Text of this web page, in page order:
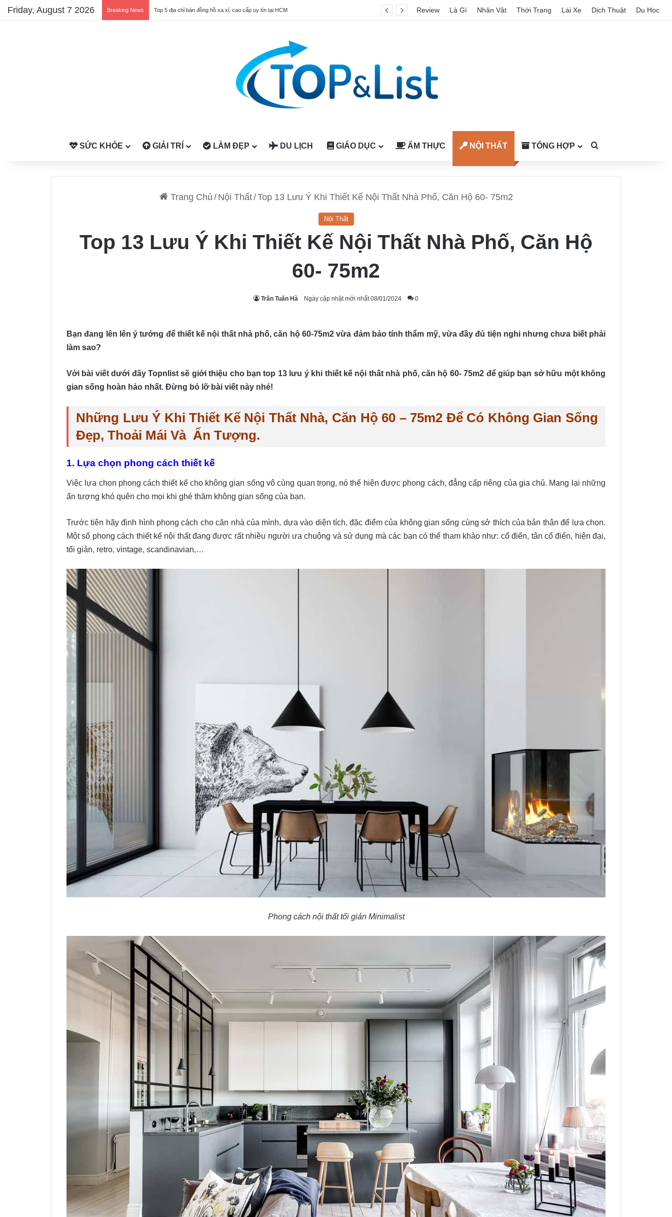
Friday, August 7 2026 Breaking News Top 5 địa chỉ bán đồng hồ xa xỉ, cao cấp uy tín tại HCM Review Là Gì Nhân Vật Thời Trang Lái Xe Dịch Thuật Du Học
SỨC KHỎE GIẢI TRÍ LÀM ĐẸP DU LỊCH GIÁO DỤC ẨM THỰC NỘI THẤT TỔNG HỢP
Trang Chủ / Nội Thất/Top 13 Lưu Ý Khi Thiết Kế Nội Thất Nhà Phố, Căn Hộ 60- 75m2
Nội Thất
Top 13 Lưu Ý Khi Thiết Kế Nội Thất Nhà Phố, Căn Hộ
60- 75m2
Trần Tuấn Hà Ngày cập nhật mới nhất 08/01/2024 0
Bạn đang lên lên ý tưởng để thiết kế nội thất nhà phố, căn hộ 60-75m2 vừa đảm bảo tính thẩm mỹ, vừa đầy đủ tiện nghi nhưng chưa biết phải
làm sao?
Với bài viết dưới đây Topnlist sẽ giới thiệu cho bạn top 13 lưu ý khi thiết kế nội thất nhà phố, căn hộ 60- 75m2 để giúp bạn sở hữu một không
gian sống hoàn hảo nhất. Đừng bỏ lỡ bài viết này nhé!
Những Lưu Ý Khi Thiết Kế Nội Thất Nhà, Căn Hộ 60 – 75m2 Để Có Không Gian Sống
Đẹp, Thoải Mái Và Ấn Tượng.
1. Lựa chọn phong cách thiết kế
Việc lựa chọn phong cách thiết kế cho không gian sống vô cùng quan trọng, nó thể hiện được phong cách, đẳng cấp riêng của gia chủ. Mang lại những
ấn tượng khó quên cho mọi khi ghé thăm không gian sống của bạn.
Trước tiên hãy định hình phong cách cho căn nhà của mình, dựa vào diện tích, đặc điểm của không gian sống cùng sở thích của bản thân để lựa chọn.
Một số phong cách thiết kế nội thất đang được rất nhiều người ưa chuộng và sử dụng mà các bạn có thể tham khảo như: cổ điển, tân cổ điển, hiện đại,
tối giản, retro, vintage, scandinavian,…
Phong cách nội thất tối giản Minimalist